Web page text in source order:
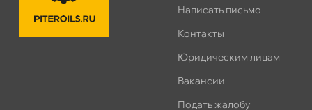
Написать письмо
Контакты
Юридическим лицам
акансии
Подать жалобу